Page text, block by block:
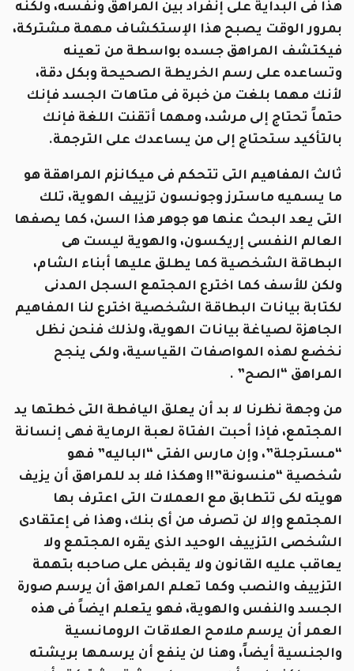
هذا فى البداية على إنفراد بين المراهق ونفسه، ولكنه
بمرور الوقت يصبح هذا الإستكشاف مهمة مشتركة،
فيكتشف المراهق جسده بواسطة من تعينه
وتساعده على رسم الخريطة الصحيحة وبكل دقة،
لأنك مهما بلغت من خبرة فى متاهات الجسد فإنك
حتماً تحتاج إلى مرشد، ومهما أتقنت اللغة فإنك
بالتأكيد ستحتاج إلى من يساعدك على الترجمة.
ثالث المفاهيم التى تتحكم فى ميكانزم المراهقة هو
ما يسميه ماسترز وجونسون تزييف الهوية، تلك
التى يعد البحث عنها هو جوهر هذا السن، كما يصفها
العالم النفسى إريكسون، والهوية ليست هى
البطاقة الشخصية كما يطلق عليها أبناء الشام،
ولكن للأسف كما اخترع المجتمع السجل المدنى
لكتابة بيانات البطاقة الشخصية اخترع لنا المفاهيم
الجاهزة لصياغة بيانات الهوية، ولذلك فنحن نظل
نخضع لهذه المواصفات القياسية، ولكى ينجح
المراهق “الصح” .
من وجهة نظرنا لا بد أن يعلق اليافطة التى خطتها يد
المجتمع، فإذا أحبت الفتاة لعبة الرماية فهى إنسانة
“مسترجلة”، وإن مارس الفتى “الباليه” فهو
شخصية “منسونة”!! وهكذا فلا بد للمراهق أن يزيف
هويته لكى تتطابق مع العملات التى اعترف بها
المجتمع وإلا لن تصرف من أى بنك، وهذا فى إعتقادى
الشخصى التزييف الوحيد الذى يقره المجتمع ولا
يعاقب عليه القانون ولا يقبض على صاحبه بتهمة
التزييف والنصب وكما تعلم المراهق أن يرسم صورة
الجسد والنفس والهوية، فهو يتعلم ايضاً فى هذه
العمر أن يرسم ملامح العلاقات الرومانسية
والجنسية أيضاً، وهنا لن ينفع أن يرسمها بريشته